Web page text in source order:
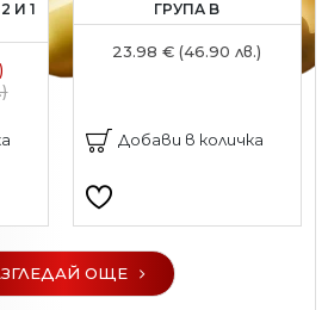
И 1
ГРУПА B
23.98 € (46.90 лв.)
Добави в количка
ОЩЕ